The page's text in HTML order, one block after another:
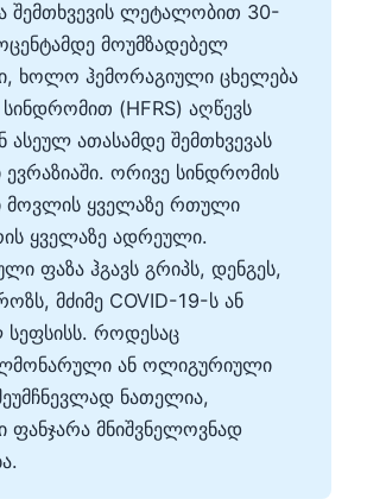
შემთხვევის ლეტალობით 30-
მოუმზადებელ
ხოლო ჰემორაგიული ცხელება
(HFRS) აღწევს
ათასამდე შემთხვევას
ორივე სინდრომის
მოვლის ყველაზე რთული
ყველაზე ადრეული.
ფაზა ჰგავს გრიპს, დენგეს,
მძიმე COVID-19-ს ან
სეფსისს. როდესაც
ან ოლიგურიული
ნათელია,
ფანჯარა მნიშვნელოვნად